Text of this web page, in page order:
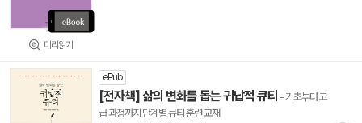
미리읽기
ePub
[전자책] 삶의 변화를 돕는 귀납적 큐티 - 기초부터 고
급 과정까지 단계별 큐티 훈련 교재